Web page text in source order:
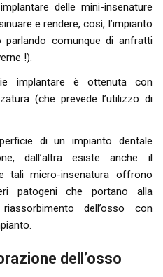
delle mini-insenature
e rendere, così, l’impianto
comunque di anfratti
!).
implantare è ottenuta con
(che prevede l’utilizzo di
di un impianto dentale
dall’altra esiste anche il
tali micro-insenatura offrono
patogeni che portano alla
dell’osso con
dell’osso